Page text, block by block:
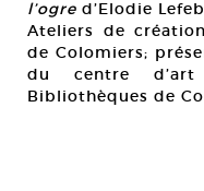
l’ogre d’Elodie
Ateliers de
de Colomiers;
du centre
Bibliothèques de